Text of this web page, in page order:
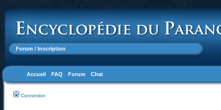
Forum / Inscription
Accueil FAQ Forum Chat
Connexion